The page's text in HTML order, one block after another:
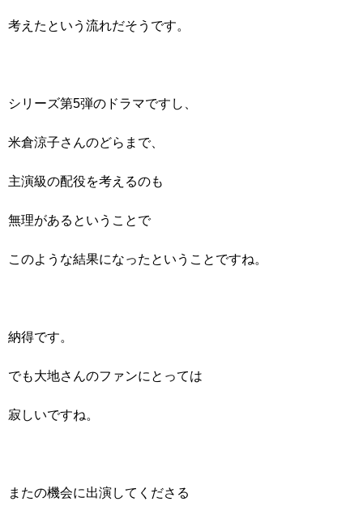
考えたという流れだそうです。
シリーズ第5弾のドラマですし、
米倉涼子さんのどらまで、
主演級の配役を考えるのも
無理があるということで
このような結果になったということですね。
納得です。
でも大地さんのファンにとっては
寂しいですね。
またの機会に出演してくださる